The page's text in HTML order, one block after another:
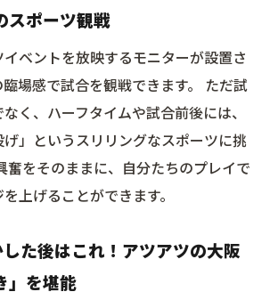
スポーツ観戦
ベントを放映するモニターが設置さ
場感で試合を観戦できます。 ただ試
く、ハーフタイムや試合前後には、
」というスリリングなスポーツに挑
奮をそのままに、自分たちのプレイで
上げることができます。
た後はこれ！アツアツの大阪
」を堪能